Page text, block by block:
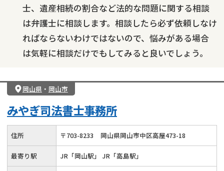
士、遺産相続の割合など法的な問題に関する相談
は弁護士に相談します。相談したら必ず依頼しなけ
ればならないわけではないので、悩みがある場合
は気軽に相談だけでもしてみると良いでしょう。
岡山県 ・ 岡山市
みやぎ司法書士事務所
住所 〒703-8233 岡山県岡山市中区高屋473-18
最寄り駅 JR「岡山駅」 JR「高島駅」